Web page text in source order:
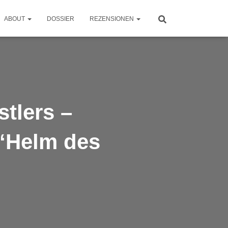
ABOUT DOSSIER REZENSIONEN
–
des